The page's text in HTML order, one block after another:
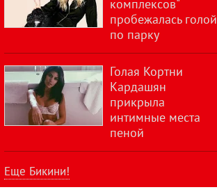
комплексов"
пробежалась голой
по парку
Голая Кортни
Кардашян
прикрыла
интимные места
пеной
Еще Бикини!